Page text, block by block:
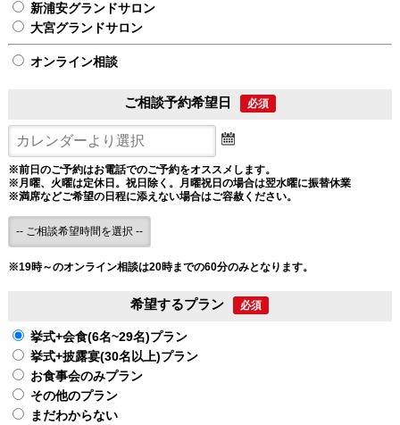
新浦安グランドサロン
大宮グランドサロン
オンライン相談
ご相談予約希望日 必須
※前日のご予約はお電話でのご予約をオススメします。
※月曜、火曜は定休日。祝日除く。月曜祝日の場合は翌水曜に振替休業
※満席などご希望の日程に添えない場合はご容赦ください。
※19時～のオンライン相談は20時までの60分のみとなります。
希望するプラン 必須
挙式+会食(6名~29名)プラン
挙式+披露宴(30名以上)プラン
お食事会のみプラン
その他のプラン
まだわからない